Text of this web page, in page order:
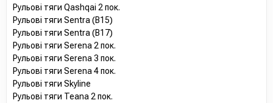
Рульові тяги Qashqai 2 пок.
Рульові тяги Sentra (B15)
Рульові тяги Sentra (B17)
Рульові тяги Serena 2 пок.
Рульові тяги Serena 3 пок.
Рульові тяги Serena 4 пок.
Рульові тяги Skyline
Рульові тяги Teana 2 пок.